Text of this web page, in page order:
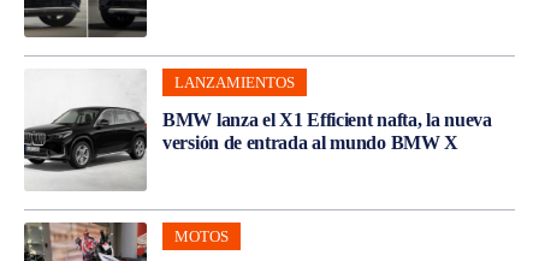
LANZAMIENTOS
BMW lanza el X1 Efficient nafta, la nueva
versión de entrada al mundo BMW X
MOTOS